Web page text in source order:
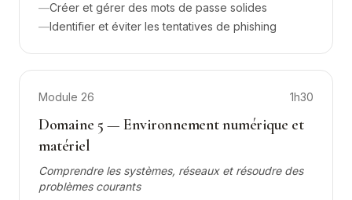
—Créer et gérer des mots de passe solides
—Identifier et éviter les tentatives de phishing
Module 26 1h30
Domaine 5 — Environnement numérique et
matériel
Comprendre les systèmes, réseaux et résoudre des
problèmes courants